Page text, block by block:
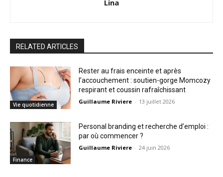
Lina
RELATED ARTICLES
Vie quotidienne
Rester au frais enceinte et après
l’accouchement : soutien-gorge Momcozy
respirant et coussin rafraîchissant
Guillaume Riviere - 13 juillet 2026
Finance
Personal branding et recherche d’emploi :
par où commencer ?
Guillaume Riviere - 24 juin 2026